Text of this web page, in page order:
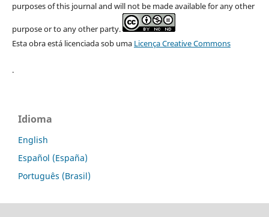
purposes of this journal and will not be made available for any other
purpose or to any other party.
Esta obra está licenciada sob uma Licença Creative Commons
.
Idioma
English
Español (España)
Português (Brasil)